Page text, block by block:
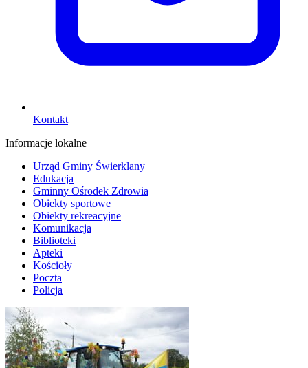
Kontakt
Informacje lokalne
Urząd Gminy Świerklany
Edukacja
Gminny Ośrodek Zdrowia
Obiekty sportowe
Obiekty rekreacyjne
Komunikacja
Biblioteki
Apteki
Kościoły
Poczta
Policja